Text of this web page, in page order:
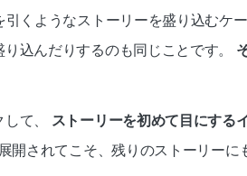
くようなストーリーを盛り込むケ
込んだりするのも同じことです。
て、 ストーリーを初めて目にする
開されてこそ、残りのストーリーに